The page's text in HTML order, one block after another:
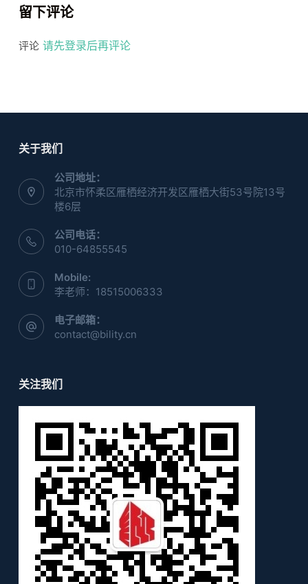
留下评论
评论 请先登录后再评论
关于我们
公司地址：
北京市怀柔区雁栖经济开发区雁栖大街53号院13号
楼6层
公司电话：
010-64855545
Mobile:
李老师：18515006333
电子邮箱：
contact@bility.cn
关注我们